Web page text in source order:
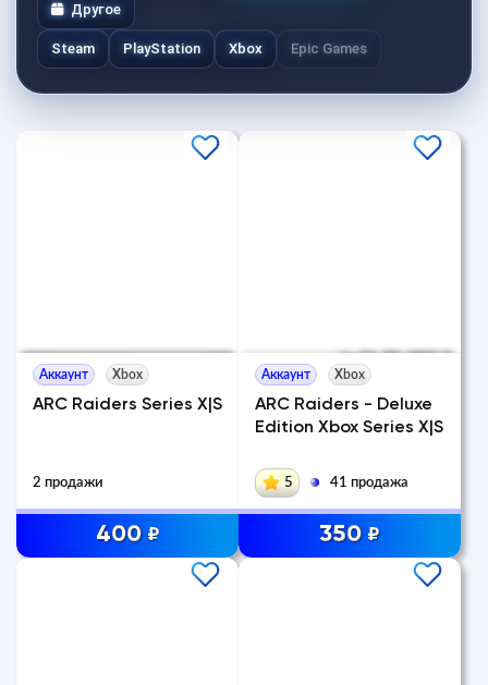
Другое
Steam PlayStation Xbox Epic Games
Аккаунт Xbox
ARC Raiders Series X|S
2 продажи
400 ₽
Аккаунт Xbox
ARC Raiders - Deluxe
Edition Xbox Series X|S
5 41 продажа
350 ₽